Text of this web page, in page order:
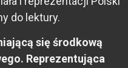
do lektury.
się środkową
Reprezentująca